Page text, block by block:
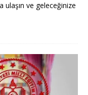
ulaşın ve geleceğinize